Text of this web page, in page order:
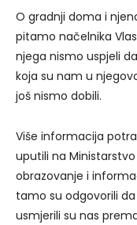
O gradnji doma i
pitamo načelnika
njega nismo uspjeli
koja su nam u
još nismo dobili.
Više informacija
uputili na
obrazovanje i
tamo su odgovorili
usmjerili su nas